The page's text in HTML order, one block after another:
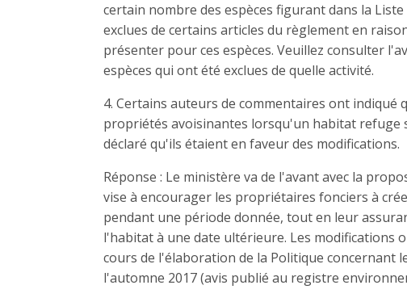
certain nombre des espèces figurant dans la
exclues de certains articles du règlement en
présenter pour ces espèces. Veuillez consulter
espèces qui ont été exclues de quelle activité.
4. Certains auteurs de commentaires ont
propriétés avoisinantes lorsqu'un habitat refuge
déclaré qu'ils étaient en faveur des modifications.
Réponse : Le ministère va de l'avant avec la
vise à encourager les propriétaires fonciers à
pendant une période donnée, tout en leur
l'habitat à une date ultérieure. Les modifications
cours de l'élaboration de la Politique concernant
l'automne 2017 (avis publié au registre